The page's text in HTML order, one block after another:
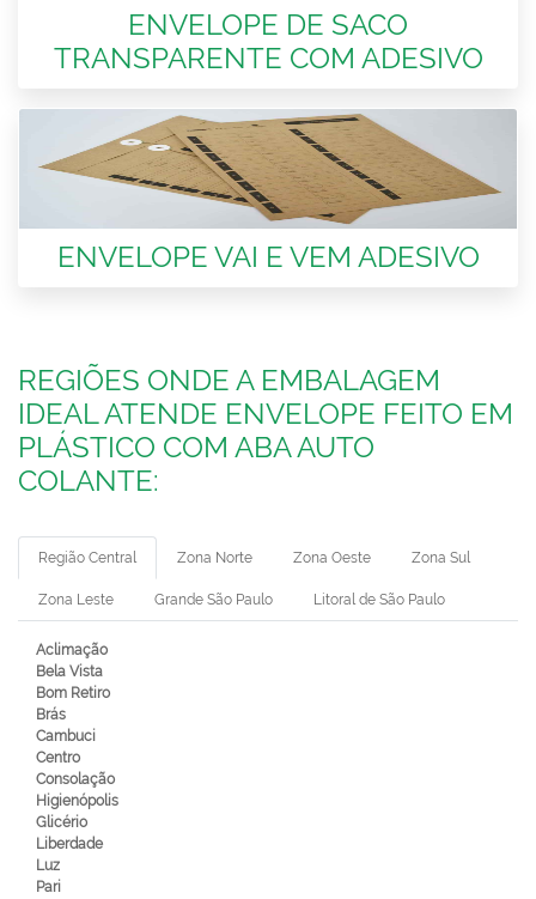
ENVELOPE DE SACO
TRANSPARENTE COM ADESIVO
ENVELOPE VAI E VEM ADESIVO
REGIÕES ONDE A EMBALAGEM
IDEAL ATENDE ENVELOPE FEITO EM
PLÁSTICO COM ABA AUTO
COLANTE:
Região Central Zona Norte Zona Oeste Zona Sul
Zona Leste Grande São Paulo Litoral de São Paulo
Aclimação
Bela Vista
Bom Retiro
Brás
Cambuci
Centro
Consolação
Higienópolis
Glicério
Liberdade
Luz
Pari